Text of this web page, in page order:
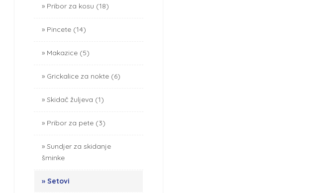
Pribor za kosu (18)
Pincete (14)
Makazice (5)
Grickalice za nokte (6)
Skidač žuljeva (1)
Pribor za pete (3)
Sundjer za skidanje
šminke
Setovi